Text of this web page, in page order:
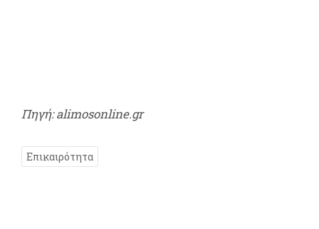
Πηγή: alimosonline.gr
Επικαιρότητα